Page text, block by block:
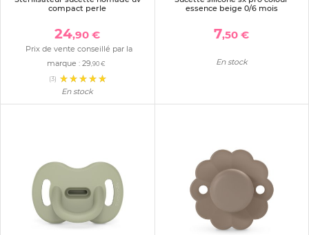
compact perle
24,90 €
Prix de vente conseillé par la
marque : 29 ,90 €
(3)
En stock
essence beige 0/6 mois
7,50 €
En stock